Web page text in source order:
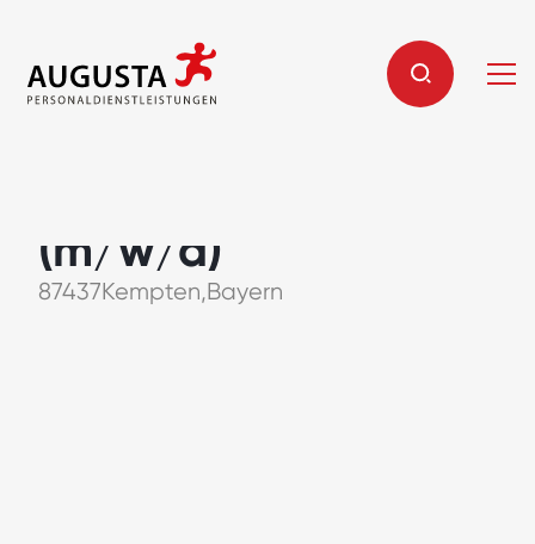
(m/w/d)
87437Kempten,Bayern